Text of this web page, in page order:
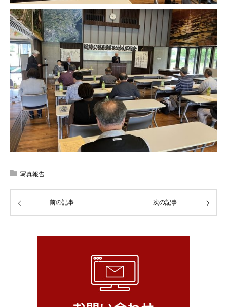
写真報告
前の記事 次の記事